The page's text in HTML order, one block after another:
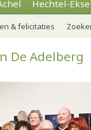
Hechtel-
& felicitaties
De Adelberg